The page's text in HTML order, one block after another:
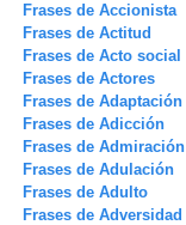
Frases de Accionista
Frases de Actitud
Frases de Acto social
Frases de Actores
Frases de Adaptación
Frases de Adicción
Frases de Admiración
Frases de Adulación
Frases de Adulto
Frases de Adversidad